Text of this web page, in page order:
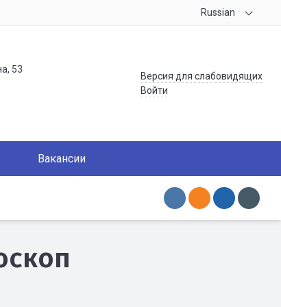
Russian
53
Версия для слабовидящих
Войти
Вакансии